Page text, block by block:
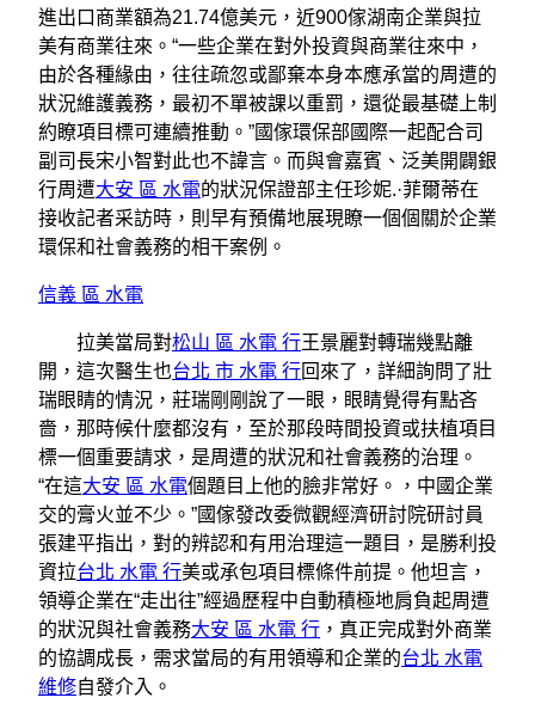
進出口商業額為21.74億美元，近900傢湖南企業與拉
美有商業往來。“一些企業在對外投資與商業往來中，
由於各種緣由，往往疏忽或鄙棄本身本應承當的周遭的
狀況維護義務，最初不單被課以重罰，還從最基礎上制
約瞭項目標可連續推動。”國傢環保部國際一起配合司
副司長宋小智對此也不諱言。而與會嘉賓、泛美開闢銀
行周遭大安 區 水電的狀況保證部主任珍妮.·菲爾蒂在
接收記者采訪時，則早有預備地展現瞭一個個關於企業
環保和社會義務的相干案例。
信義 區 水電
拉美當局對松山 區 水電 行王景麗對轉瑞幾點離
開，這次醫生也台北 市 水電 行回來了，詳細詢問了壯
瑞眼睛的情況，莊瑞剛剛說了一眼，眼睛覺得有點吝
嗇，那時候什麼都沒有，至於那段時間投資或扶植項目
標一個重要請求，是周遭的狀況和社會義務的治理。
“在這大安 區 水電個題目上他的臉非常好。，中國企業
交的膏火並不少。”國傢發改委微觀經濟研討院研討員
張建平指出，對的辨認和有用治理這一題目，是勝利投
資拉台北 水電 行美或承包項目標條件前提。他坦言，
領導企業在“走出往”經過歷程中自動積極地肩負起周遭
的狀況與社會義務大安 區 水電 行 ，真正完成對外商業
的協調成長，需求當局的有用領導和企業的台北 水電
維修自發介入。